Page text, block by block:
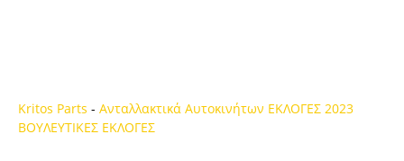
Kritos Parts - Ανταλλακτικά Αυτοκινήτων ΕΚΛΟΓΕΣ 2023
ΒΟΥΛΕΥΤΙΚΕΣ ΕΚΛΟΓΕΣ